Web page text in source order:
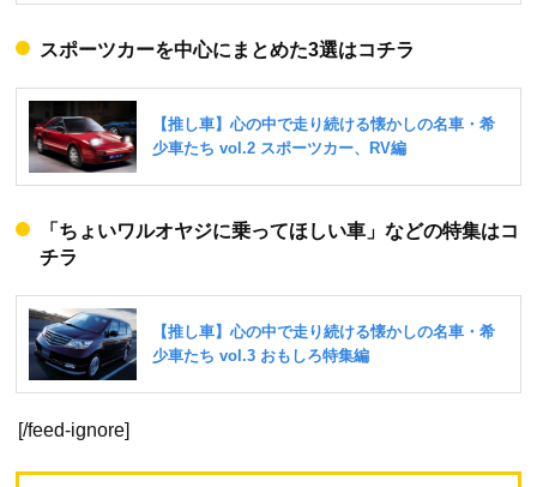
スポーツカーを中心にまとめた3選はコチラ
「ちょいワルオヤジに乗ってほしい車」などの特集はコ
チラ
[/feed-ignore]